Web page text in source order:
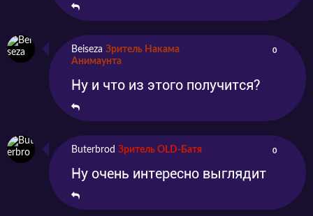
Beiseza Зритель Накама
Анимаунта
0
Ну и что из этого получится?
Buterbrod Зритель OLD-Батя 0
Ну очень интересно выглядит